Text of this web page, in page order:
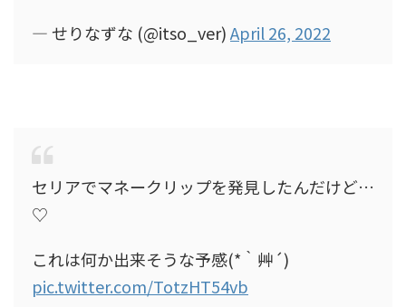
— せりなずな (@itso_ver)April 26, 2022
セリアでマネークリップを発見したんだけど…
♡
これは何か出来そうな予感(*｀艸´)
pic.twitter.com/TotzHT54vb